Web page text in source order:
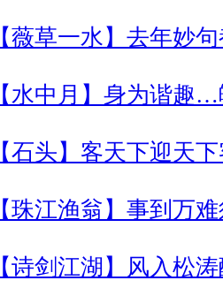
【薇草一水】去年妙
【水中月】身为谐趣
【石头】客天下迎天
【珠江渔翁】事到万
【诗剑江湖】风入松